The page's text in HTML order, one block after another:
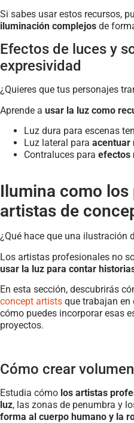
Si sabes usar estos recursos,
iluminación complejos de
Efectos de luces y
expresividad
¿Quieres que tus personajes
Aprende a usar la luz como
Luz dura para escenas
Luz lateral para acentuar
Contraluces para efectos
Ilumina como
artistas de
¿Qué hace que una ilustración
Los artistas profesionales no
usar la luz para contar
En esta sección, descubrirás
concept artists que trabajan en
cómo puedes incorporar esas
proyectos.
Cómo crear
Estudia cómo los artistas
luz, las zonas de penumbra y
forma al cuerpo humano y la